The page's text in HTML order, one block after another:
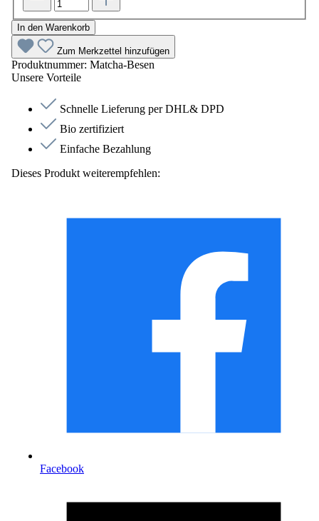
In den Warenkorb
Zum Merkzettel hinzufügen
Produktnummer: Matcha-Besen
Unsere Vorteile
Schnelle Lieferung per DHL& DPD
Bio zertifiziert
Einfache Bezahlung
Dieses Produkt weiterempfehlen:
Facebook